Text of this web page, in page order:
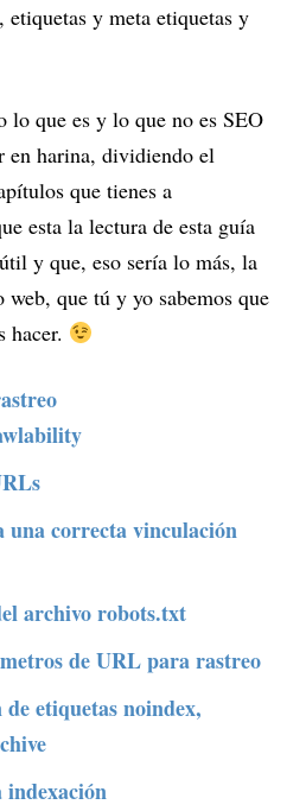
etiquetas y meta etiquetas y
lo que es y lo que no es SEO
en harina, dividiendo el
que tienes a
esta la lectura de esta guía
y que, eso sería lo más, la
web, que tú y yo sabemos que
hacer.
una correcta vinculación
archivo robots.txt
de URL para rastreo
etiquetas noindex,